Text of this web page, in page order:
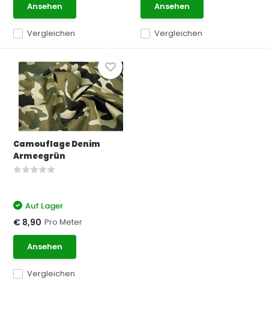
Vergleichen
Ansehen
Vergleichen
Ansehen
Camouflage Denim
Armeegrün
Vergleichen
Auf Lager
€ 8,90 Pro Meter
Ansehen